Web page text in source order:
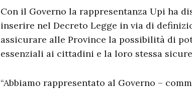
Con il Governo la rappresentanza Upi ha
inserire nel Decreto Legge in via di
assicurare alle Province la possibilità di
essenziali ai cittadini e la loro stessa
“Abbiamo rappresentato al Governo –